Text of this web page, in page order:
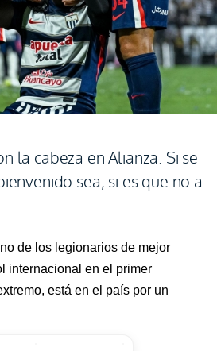
la cabeza en Alianza. Si se
sea, si es que no a
de los legionarios de mejor
internacional en el primer
está en el país por un